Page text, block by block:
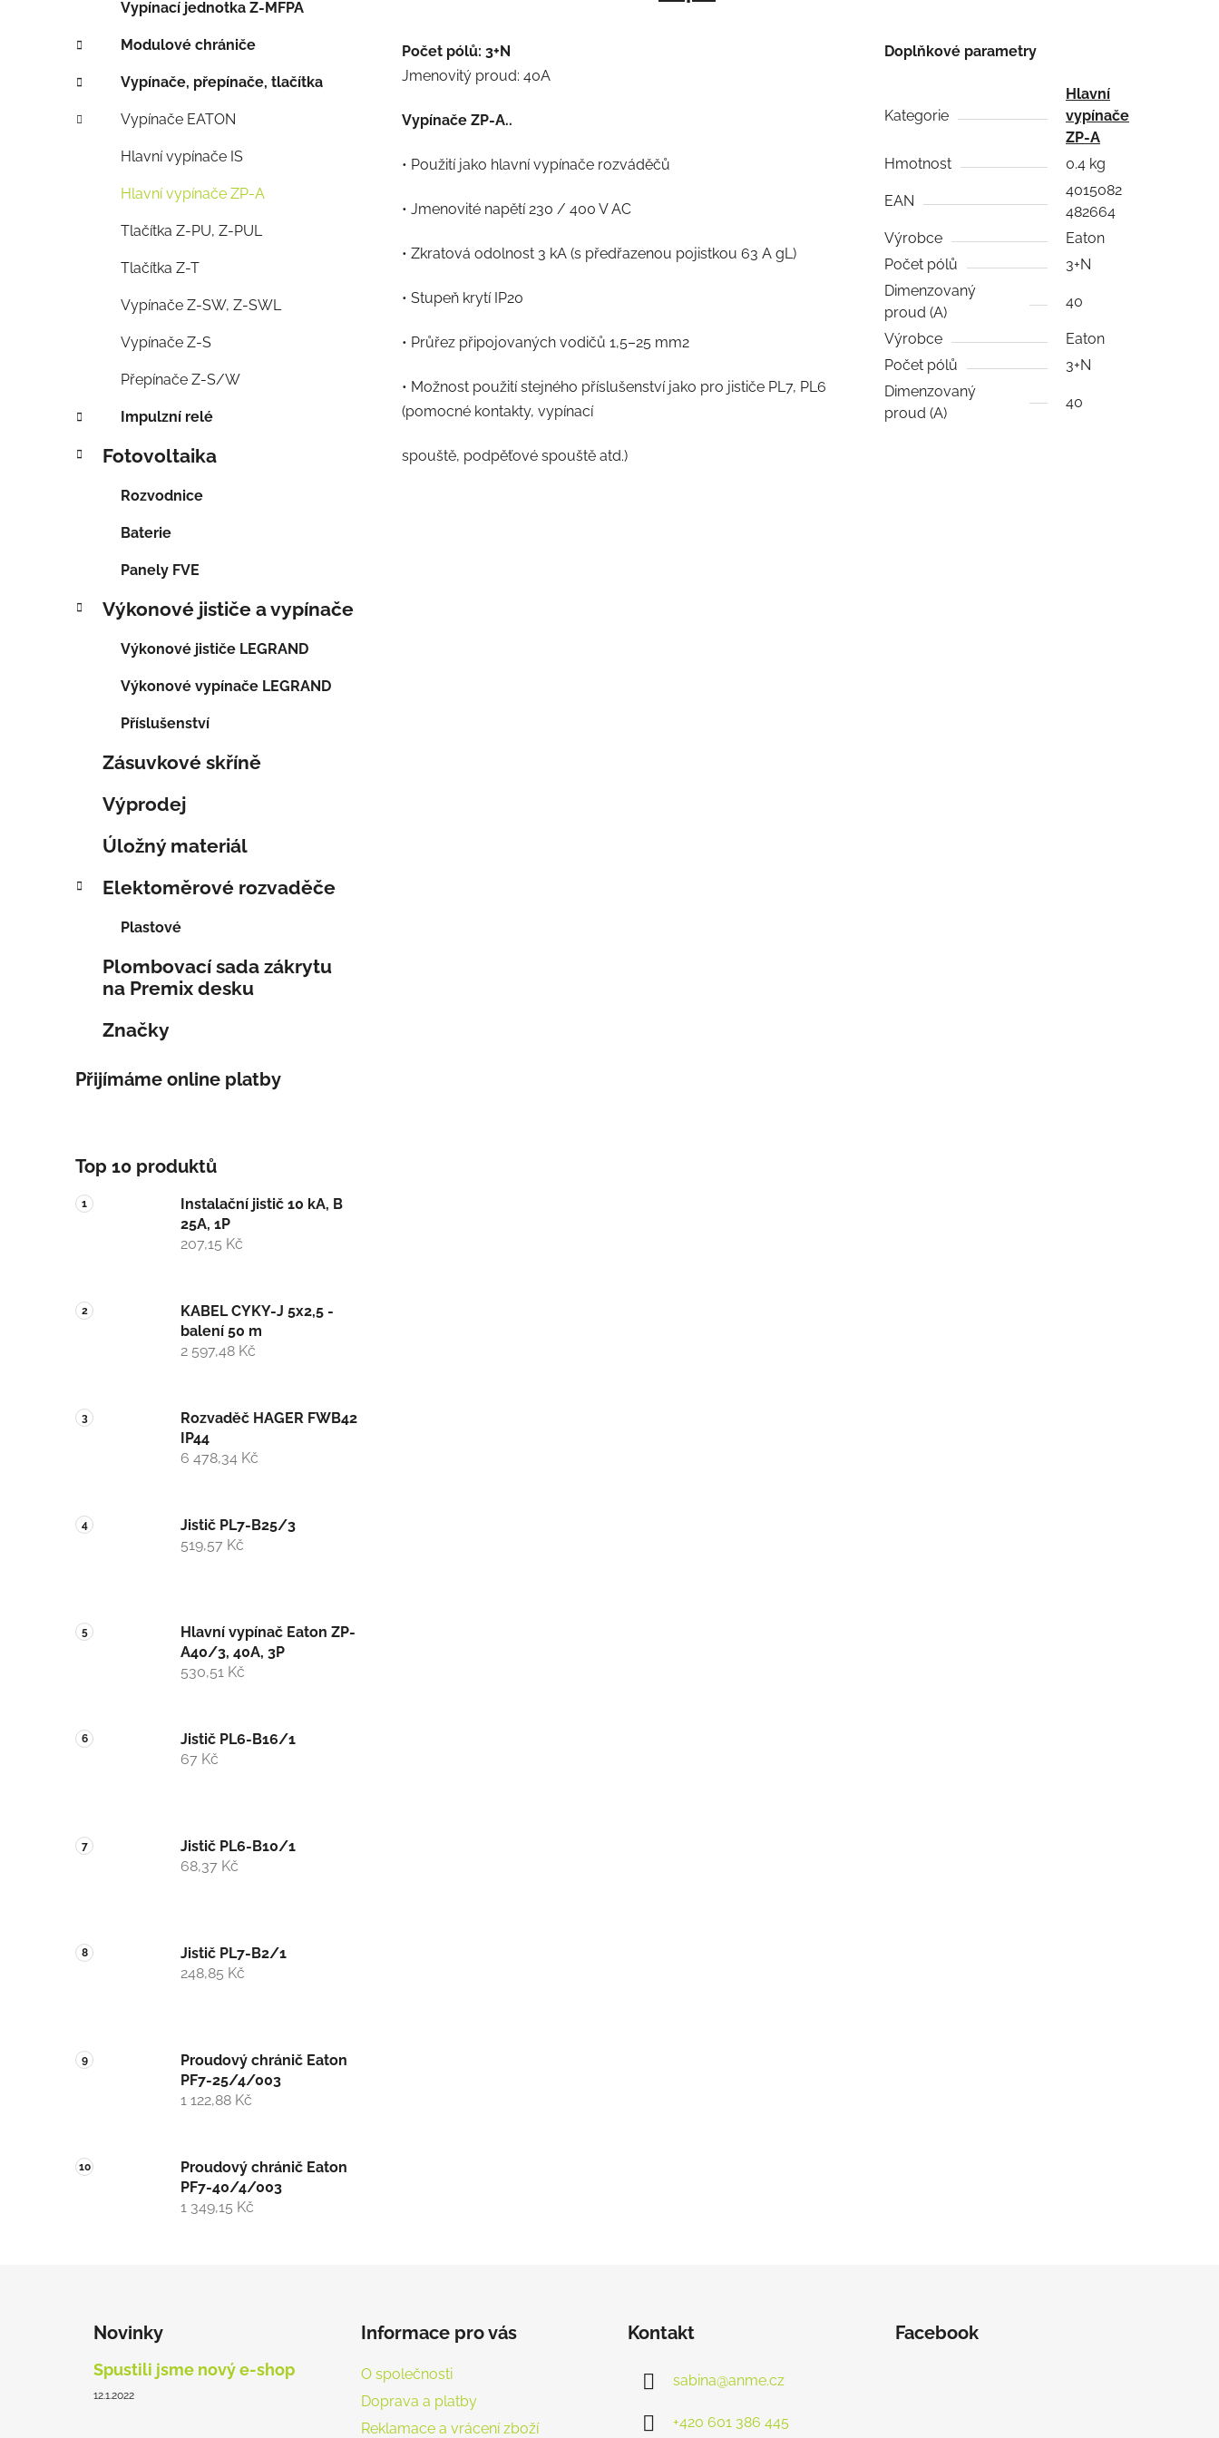
Vypínací jednotka Z-MFPA
Modulové chrániče
Vypínače, přepínače, tlačítka
Vypínače EATON
Hlavní vypínače IS
Hlavní vypínače ZP-A
Tlačítka Z-PU, Z-PUL
Tlačítka Z-T
Vypínače Z-SW, Z-SWL
Vypínače Z-S
Přepínače Z-S/W
Impulzní relé
Fotovoltaika
Rozvodnice
Baterie
Panely FVE
Výkonové jističe a vypínače
Výkonové jističe LEGRAND
Výkonové vypínače LEGRAND
Příslušenství
Zásuvkové skříně
Výprodej
Úložný materiál
Elektoměrové rozvaděče
Plastové
Plombovací sada zákrytu
na Premix desku
Značky
Přijímáme online platby
Top 10 produktů
Instalační jistič 10 kA, B
25A, 1P
207,15 Kč
KABEL CYKY-J 5x2,5 -
balení 50 m
2 597,48 Kč
Rozvaděč HAGER FWB42
IP44
6 478,34 Kč
Jistič PL7-B25/3
519,57 Kč
Hlavní vypínač Eaton ZP-
A40/3, 40A, 3P
530,51 Kč
Jistič PL6-B16/1
67 Kč
Jistič PL6-B10/1
68,37 Kč
Jistič PL7-B2/1
248,85 Kč
Proudový chránič Eaton
PF7-25/4/003
1 122,88 Kč
Proudový chránič Eaton
PF7-40/4/003
1 349,15 Kč
Počet pólů: 3+N
Jmenovitý proud: 40A
Vypínače ZP-A..
• Použití jako hlavní vypínače rozváděčů
• Jmenovité napětí 230 / 400 V AC
• Zkratová odolnost 3 kA (s předřazenou pojistkou 63 A gL)
• Stupeň krytí IP20
• Průřez připojovaných vodičů 1,5–25 mm2
• Možnost použití stejného příslušenství jako pro jističe PL7, PL6
(pomocné kontakty, vypínací
spouště, podpěťové spouště atd.)
Doplňkové parametry
Kategorie
Hlavní
vypínače
ZP-A
Hmotnost
0.4 kg
EAN
4015082
482664
Výrobce
Eaton
Počet pólů
3+N
Dimenzovaný
proud (A)
40
Výrobce
Eaton
Počet pólů
3+N
Dimenzovaný
proud (A)
40
Novinky
Spustili jsme nový e-shop
12.1.2022
Informace pro vás
O společnosti
Doprava a platby
Reklamace a vrácení zboží
Kontakt
sabina@anme.cz
+420 601 386 445
Facebook